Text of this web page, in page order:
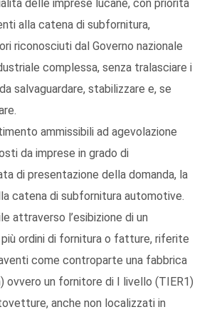
delle imprese lucane, con priorità
alla catena di subfornitura,
riconosciuti dal Governo nazionale
complessa, senza tralasciare i
salvaguardare, stabilizzare e, se
ammissibili ad agevolazione
da imprese in grado di
di presentazione della domanda, la
catena di subfornitura automotive.
attraverso l’esibizione di un
ordini di fornitura o fatture, riferite
come controparte una fabbrica
ovvero un fornitore di I livello (TIER1)
anche non localizzati in